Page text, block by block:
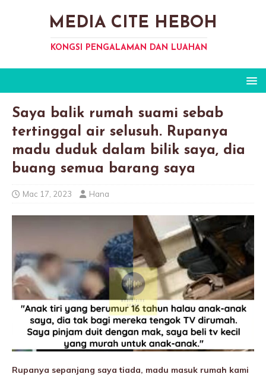
MEDIA CITE HEBOH
KONGSI PENGALAMAN DAN LUAHAN
Saya balik rumah suami sebab
tertinggal air selusuh. Rupanya
madu duduk dalam bilik saya, dia
buang semua barang saya
Mac 17, 2023 Hana
Rupanya sepanjang saya tiada, madu masuk rumah kami